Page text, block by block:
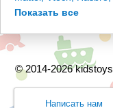
Показать все
© 2014-2026 kidstoys
Написать нам